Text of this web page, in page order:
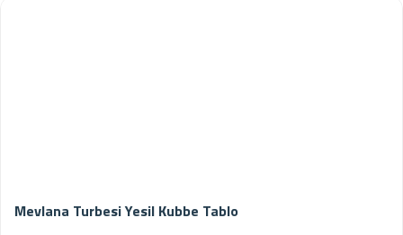
Mevlana Turbesi Yesil Kubbe Tablo